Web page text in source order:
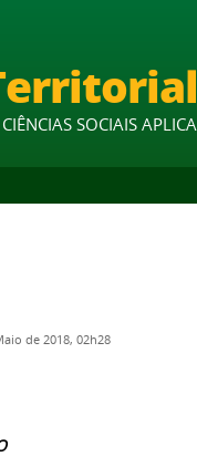
SOCIAIS
de 2018, 02h28